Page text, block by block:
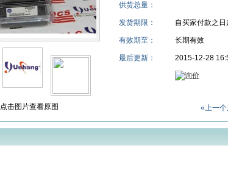
点击图片查看原图
供货总量：
发货期限： 自买家付款之日
有效期至： 长期有效
最后更新： 2015-12-28
«上一个